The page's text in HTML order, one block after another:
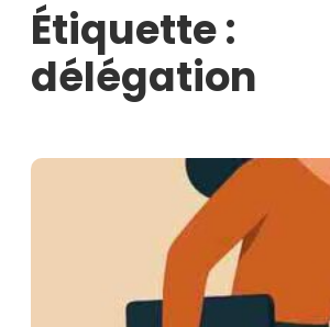
Étiquette :
délégation